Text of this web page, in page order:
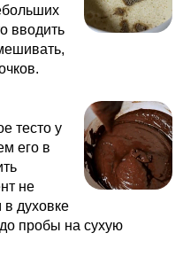
вводить
тесто у
его в
не
духовке
пробы на сухую